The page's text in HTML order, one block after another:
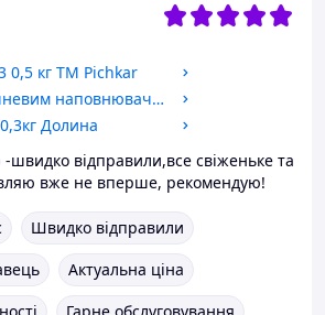
0,5 кг ТМ Pichkar
Круасанчик з вишневим наповнювачем пакет 0,225 г Лукас
Долина
відправили,все свіженьке та
вже не вперше, рекомендую!
Швидко відправили
Актуальна ціна